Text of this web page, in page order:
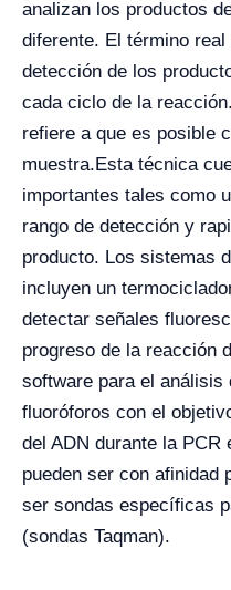
analizan los productos
diferente. El término
detección de los
cada ciclo de la
refiere a que es posible
muestra.Esta técnica
importantes tales como
rango de detección y
producto. Los sistemas
incluyen un
detectar señales
progreso de la reacción
software para el análisis
fluoróforos con el
del ADN durante la PCR
pueden ser con afinidad
ser sondas específicas
(sondas Taqman).